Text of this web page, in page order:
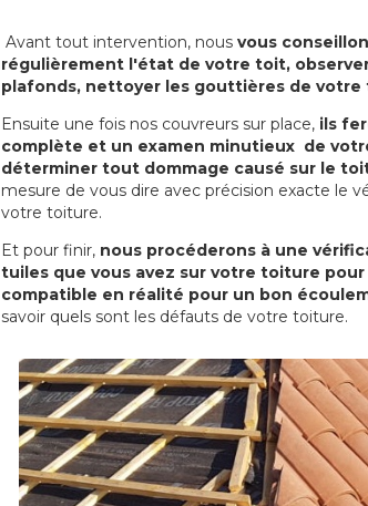
Avant tout intervention, nous vous
régulièrement l'état de votre toit,
plafonds, nettoyer les gouttières de
Ensuite une fois nos couvreurs sur place, ils
complète et un examen minutieux de
déterminer tout dommage causé sur le
mesure de vous dire avec précision exacte le
votre toiture.
Et pour finir, nous procéderons à une
tuiles que vous avez sur votre toiture pour
compatible en réalité pour un bon
savoir quels sont les défauts de votre toiture.